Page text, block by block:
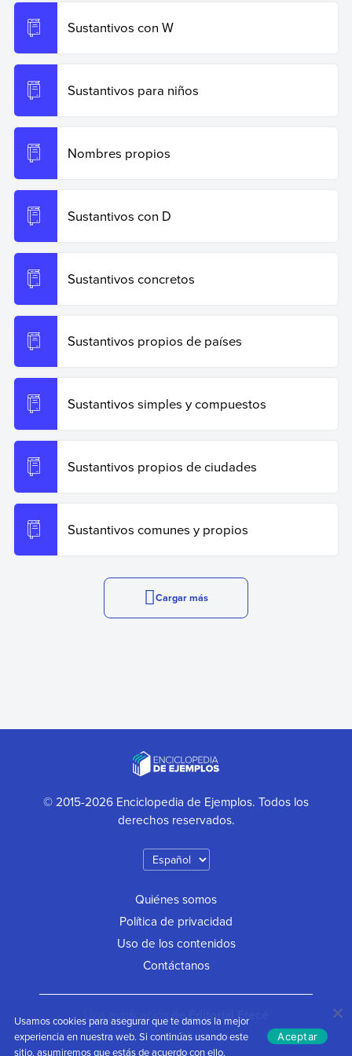
Sustantivos con W
Sustantivos para niños
Nombres propios
Sustantivos con D
Sustantivos concretos
Sustantivos propios de países
Sustantivos simples y compuestos
Sustantivos propios de ciudades
Sustantivos comunes y propios
Cargar más
© 2015-2026 Enciclopedia de Ejemplos. Todos los
derechos reservados.
Quiénes somos
Política de privacidad
Uso de los contenidos
Contáctanos
Una publicación deEditorial Etecé
Usamos cookies para asegurar que te damos la mejor
experiencia en nuestra web. Si continúas usando este
sitio, asumiremos que estás de acuerdo con ello.
Aceptar